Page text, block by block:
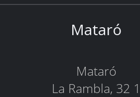
Mataró
Mataró
La Rambla, 32 1